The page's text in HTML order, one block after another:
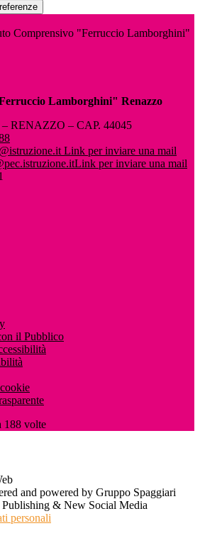
Comprensivo "Ferruccio Lamborghini"
Lamborghini" Renazzo
– RENAZZO – CAP. 44045
Link per inviare una mail
Link per inviare una mail
il Pubblico
188 volte
and powered by Gruppo Spaggiari
& New Social Media
personali